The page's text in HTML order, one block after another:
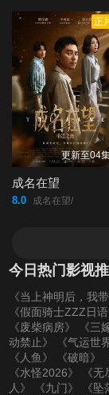
正
更新至04
成名在望
8.0 成名在望/
今日热门影视推
《当上神明后，我
《假面骑士ZZZ日语
《废柴病房》
《三
动禁止》
《气运世
《人鱼》
《破暗》
《水怪2026》
《无
人》
《九门》 《